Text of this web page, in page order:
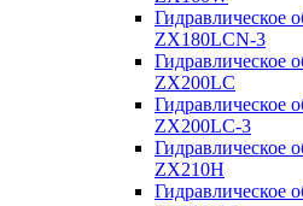
Гидравлическое
ZX180LCN-3
Гидравлическое
ZX200LC
Гидравлическое
ZX200LC-3
Гидравлическое
ZX210H
Гидравлическое